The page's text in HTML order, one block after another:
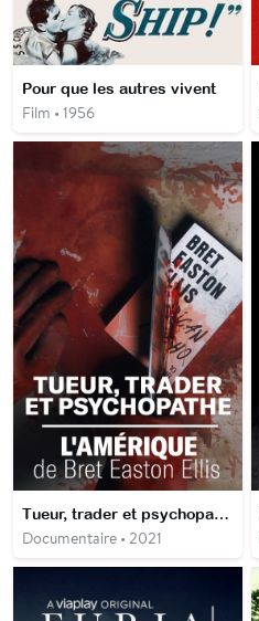
Pour que les autres vivent
Film • 1956
Tueur, trader et psychopathe - L'Amérique de Bret Easton Ellis
Documentaire • 2021